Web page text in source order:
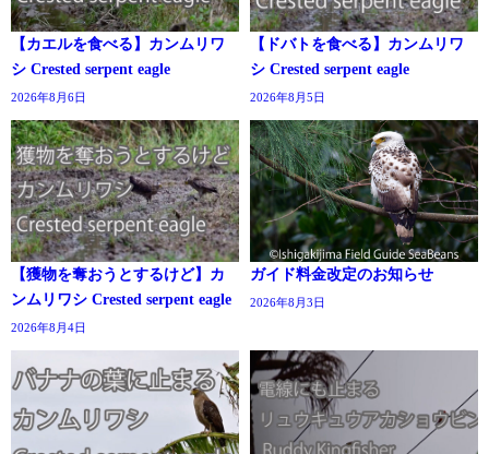
【カエルを食べる】カンムリワ
シ Crested serpent eagle
2026年8月6日
【ドバトを食べる】カンムリワ
シ Crested serpent eagle
2026年8月5日
【獲物を奪おうとするけど】カ
ンムリワシ Crested serpent eagle
2026年8月4日
ガイド料金改定のお知らせ
2026年8月3日